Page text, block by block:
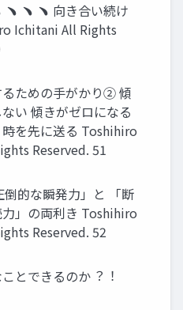
﹅ ﹅ ﹅ 向き合い続け
Ichitani All Rights
ための⼿がかり② 傾
い 傾きがゼロになる
時を先に送る Toshihiro
Reserved. 51
倒的な瞬発⼒」と 「断
」の両利き Toshihiro
Reserved. 52
とできるのか︖︕